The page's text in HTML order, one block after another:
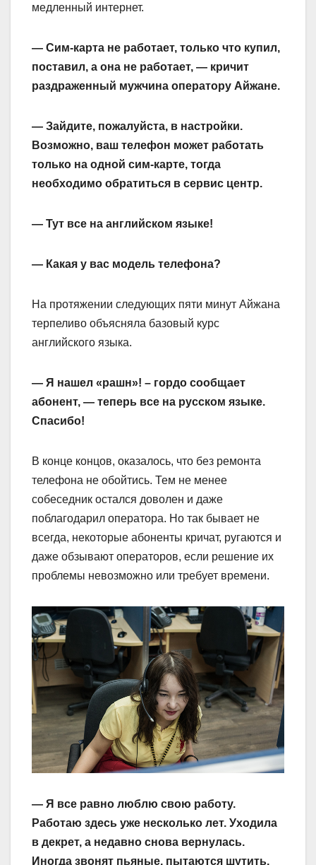
медленный интернет.
— Сим-карта не работает, только что купил,
поставил, а она не работает, — кричит
раздраженный мужчина оператору Айжане.
— Зайдите, пожалуйста, в настройки.
Возможно, ваш телефон может работать
только на одной сим-карте, тогда
необходимо обратиться в сервис центр.
— Тут все на английском языке!
— Какая у вас модель телефона?
На протяжении следующих пяти минут Айжана
терпеливо объясняла базовый курс
английского языка.
— Я нашел «рашн»! – гордо сообщает
абонент, — теперь все на русском языке.
Спасибо!
В конце концов, оказалось, что без ремонта
телефона не обойтись. Тем не менее
собеседник остался доволен и даже
поблагодарил оператора. Но так бывает не
всегда, некоторые абоненты кричат, ругаются и
даже обзывают операторов, если решение их
проблемы невозможно или требует времени.
— Я все равно люблю свою работу.
Работаю здесь уже несколько лет. Уходила
в декрет, а недавно снова вернулась.
Иногда звонят пьяные, пытаются шутить,